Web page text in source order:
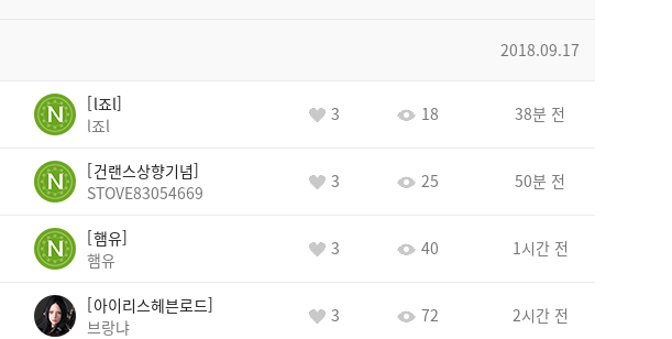
2018.09.17
l죠l
l죠l
3 18 38분 전
건랜스상향기념
STOVE83054669
3 25 50분 전
햄유
햄유
3 40 1시간 전
아이리스헤븐로드
브랑냐
3 72 2시간 전